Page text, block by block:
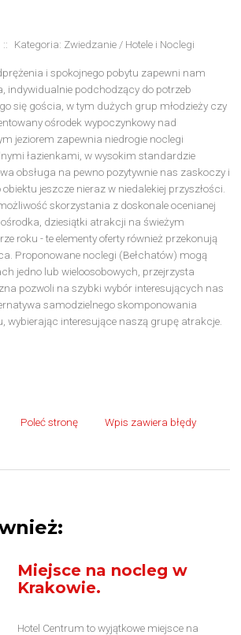
:: Kategoria: Zwiedzanie / Hotele i Noclegi
i spokojnego pobytu zapewni nam
indywidualnie podchodzący do potrzeb
się gościa, w tym dużych grup młodzieży czy
ośrodek wypoczynkowy nad
jeziorem zapewnia niedrogie noclegi
łazienkami, w wysokim standardzie
obsługa na pewno pozytywnie nas zaskoczy i
jeszcze nieraz w niedalekiej przyszłości.
skorzystania z doskonale ocenianej
dziesiątki atrakcji na świeżym
roku - te elementy oferty również przekonują
Proponowane noclegi (Bełchatów) mogą
jedno lub wieloosobowych, przejrzysta
pozwoli na szybki wybór interesujących nas
samodzielnego skomponowania
wybierając interesujące naszą grupę atrakcje.
Poleć stronę Wpis zawiera błędy
Miejsce na nocleg w
Krakowie.
Hotel Centrum to wyjątkowe miejsce na